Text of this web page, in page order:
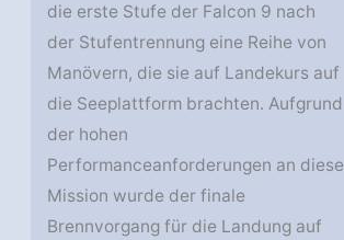
die erste Stufe der Falcon 9 nach
der Stufentrennung eine Reihe von
Manövern, die sie auf Landekurs auf
die Seeplattform brachten. Aufgrund
der hohen
Performanceanforderungen an diese
Mission wurde der finale
Brennvorgang für die Landung auf